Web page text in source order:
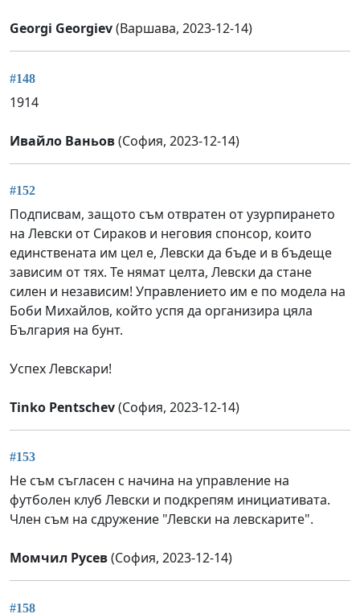
Georgi Georgiev(Варшава, 2023-12-14)
#148
1914
Ивайло Ваньов(София, 2023-12-14)
#152
Подписвам, защото съм отвратен от узурпирането
на Левски от Сираков и неговия спонсор, които
единствената им цел е, Левски да бъде и в бъдеще
зависим от тях. Те нямат целта, Левски да стане
силен и независим! Управлението им е по модела на
Боби Михайлов, който успя да организира цяла
България на бунт.
Успех Левскари!
Tinko Pentschev(София, 2023-12-14)
#153
Не съм съгласен с начина на управление на
футболен клуб Левски и подкрепям инициативата.
Член съм на сдружение "Левски на левскарите".
Момчил Русев(София, 2023-12-14)
#158